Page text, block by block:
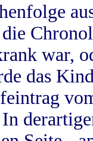
war,
das